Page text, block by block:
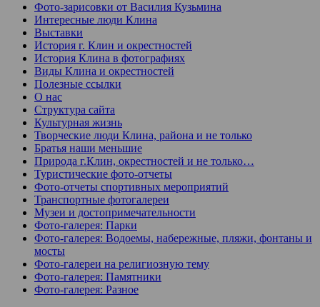
Фото-зарисовки от Василия Кузьмина
Интересные люди Клина
Выставки
История г. Клин и окрестностей
История Клина в фотографиях
Виды Клина и окрестностей
Полезные ссылки
О нас
Структура сайта
Культурная жизнь
Творческие люди Клина, района и не только
Братья наши меньшие
Природа г.Клин, окрестностей и не только…
Туристические фото-отчеты
Фото-отчеты спортивных мероприятий
Транспортные фотогалереи
Музеи и достопримечательности
Фото-галерея: Парки
Фото-галерея: Водоемы, набережные, пляжи, фонтаны и
мосты
Фото-галереи на религиозную тему
Фото-галерея: Памятники
Фото-галерея: Разное